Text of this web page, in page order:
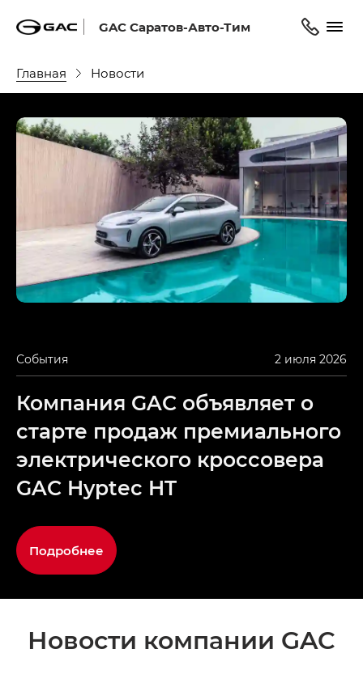
GAC Саратов-Авто-Тим
Главная Новости
События 2 июля 2026
Компания GAC объявляет о
старте продаж премиального
электрического кроссовера
GAC Hyptec HT
Подробнее
Новости компании GAC